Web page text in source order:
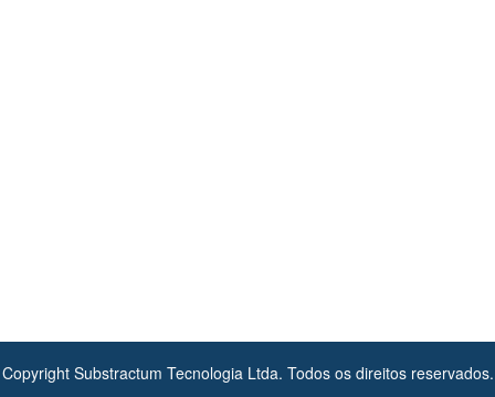
Copyright Substractum Tecnologia Ltda. Todos os direitos reservados.